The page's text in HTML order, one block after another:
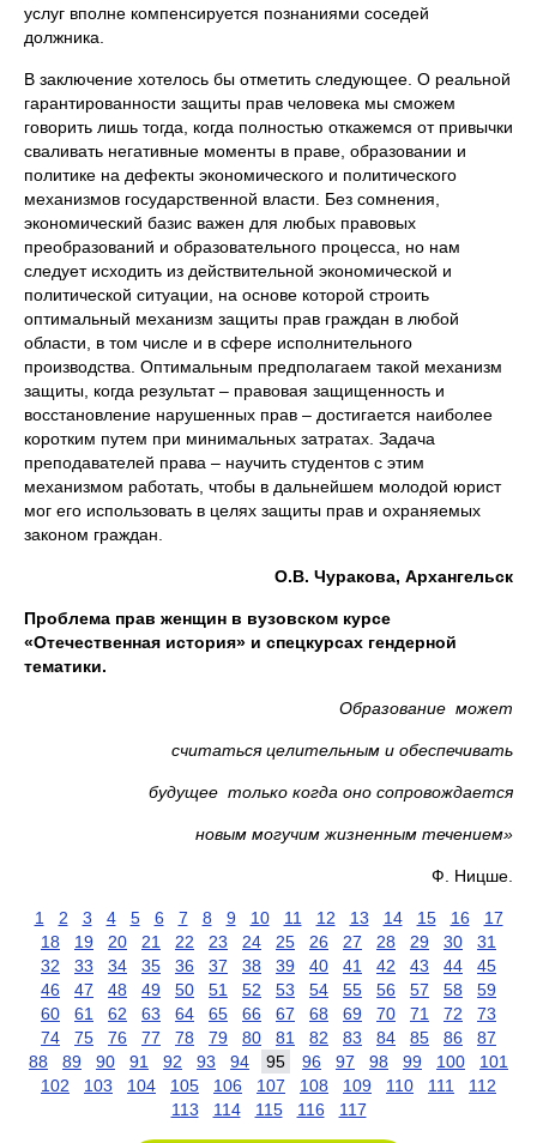
услуг вполне компенсируется познаниями соседей
должника.
В заключение хотелось бы отметить следующее. О реальной
гарантированности защиты прав человека мы сможем
говорить лишь тогда, когда полностью откажемся от привычки
сваливать негативные моменты в праве, образовании и
политике на дефекты экономического и политического
механизмов государственной власти. Без сомнения,
экономический базис важен для любых правовых
преобразований и образовательного процесса, но нам
следует исходить из действительной экономической и
политической ситуации, на основе которой строить
оптимальный механизм защиты прав граждан в любой
области, в том числе и в сфере исполнительного
производства. Оптимальным предполагаем такой механизм
защиты, когда результат – правовая защищенность и
восстановление нарушенных прав – достигается наиболее
коротким путем при минимальных затратах. Задача
преподавателей права – научить студентов с этим
механизмом работать, чтобы в дальнейшем молодой юрист
мог его использовать в целях защиты прав и охраняемых
законом граждан.
О.В. Чуракова, Архангельск
Проблема прав женщин в вузовском курсе
«Отечественная история» и спецкурсах гендерной
тематики.
Образование может
считаться целительным и обеспечивать
будущее только когда оно сопровождается
новым могучим жизненным течением»
Ф. Ницше.
1 2 3 4 5 6 7 8 9 10 11 12 13 14 15 16
17
18
19 20 21 22 23 24 25 26 27 28 29 30
31
32
33 34 35 36 37 38 39 40 41 42 43 44
45
46
47 48 49 50 51 52 53 54 55 56 57 58
59
60
61 62 63 64 65 66 67 68 69 70 71 72
73
74
75 76 77 78 79 80 81 82 83 84 85 86
87
88
89 90 91 92 93 94 95 96 97 98 99 100
101
102
103 104 105 106 107 108 109 110 111
112
113
114 115 116 117